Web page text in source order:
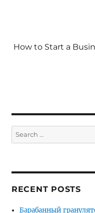
How to Start a
Search
for:
RECENT POSTS
Барабанный